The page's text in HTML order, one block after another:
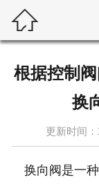

根据控制
换
更新时间
换向阀是一种